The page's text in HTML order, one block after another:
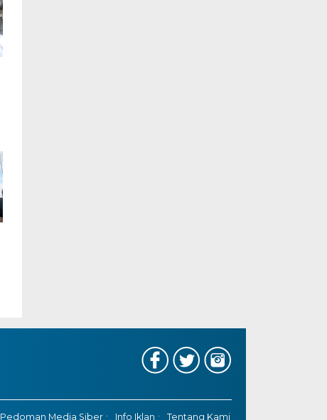
Pedoman Media Siber Info Iklan Tentang Kami